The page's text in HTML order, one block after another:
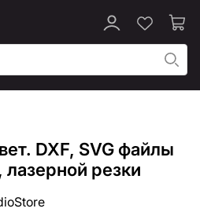
DXF, SVG файлы
резки